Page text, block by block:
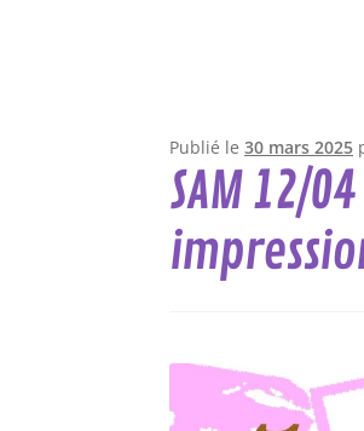
Publié le30 mars 2025
SAM 12/